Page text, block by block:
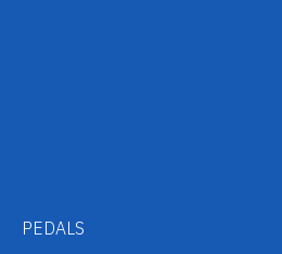
PEDALS